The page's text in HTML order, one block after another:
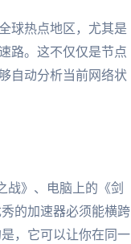
球热点地区，尤其是
路。这不仅仅是节点
自动分析当前网络状
战》、电脑上的《剑
的加速器必须能横跨
，它可以让你在同一